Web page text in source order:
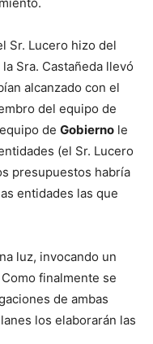
Sr. Lucero hizo del
Sra. Castañeda llevó
alcanzado con el
del equipo de
de Gobierno le
(el Sr. Lucero
presupuestos habría
entidades las que
luz, invocando un
finalmente se
de ambas
los elaborarán las